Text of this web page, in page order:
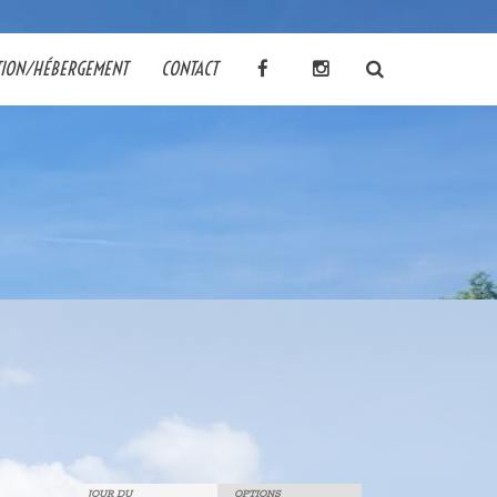
HÉBERGEMENT CONTACT
JOUR DU
OPTIONS